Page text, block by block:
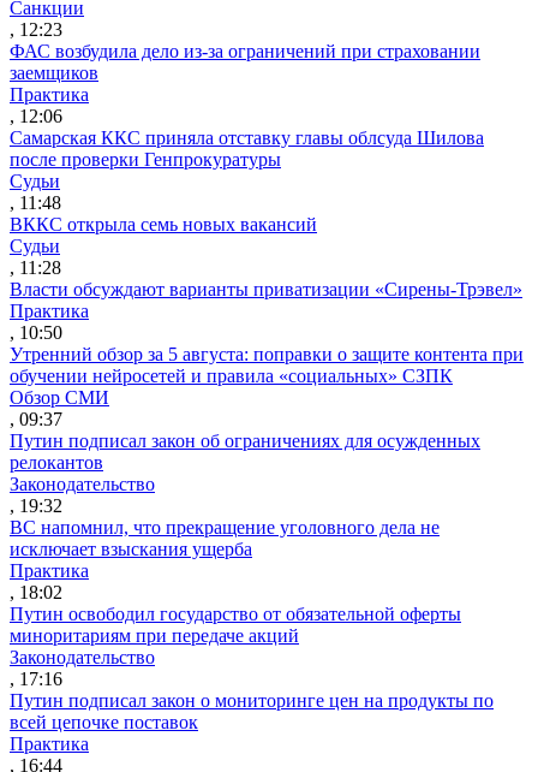
Санкции
, 12:23
ФАС возбудила дело из-за ограничений при страховании
заемщиков
Практика
, 12:06
Самарская ККС приняла отставку главы облсуда Шилова
после проверки Генпрокуратуры
Судьи
, 11:48
ВККС открыла семь новых вакансий
Судьи
, 11:28
Власти обсуждают варианты приватизации «Сирены-Трэвел»
Практика
, 10:50
Утренний обзор за 5 августа: поправки о защите контента при
обучении нейросетей и правила «социальных» СЗПК
Обзор СМИ
, 09:37
Путин подписал закон об ограничениях для осужденных
релокантов
Законодательство
, 19:32
ВС напомнил, что прекращение уголовного дела не
исключает взыскания ущерба
Практика
, 18:02
Путин освободил государство от обязательной оферты
миноритариям при передаче акций
Законодательство
, 17:16
Путин подписал закон о мониторинге цен на продукты по
всей цепочке поставок
Практика
, 16:44